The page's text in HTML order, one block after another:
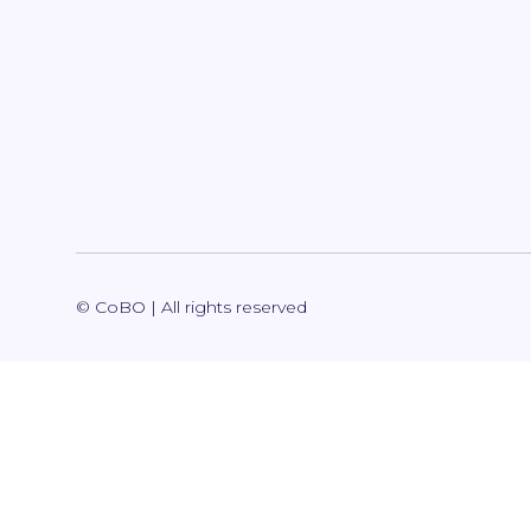
© CoBO | All rights reserved